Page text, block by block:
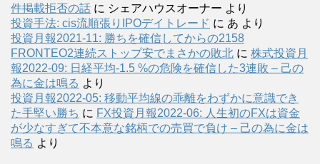
件掲載拒否の話 に シェアハウスオーナー より
投資手法: cis流順張りIPOデイトレード に あ より
投資月報2021-11: 勝ちを確信してからの2158
FRONTEO2連続ストップ安でまさかの敗北 に 株式投資月
報2022-09: 日経平均-1.5 %の危険を確信した3連敗 – 己の
為に金は鳴る より
投資月報2022-05: 移動平均線の乖離をわずかに意識でき
た手堅い勝ち に FX投資月報2022-06: 人生初のFXは資金
が少なすぎて不本意な銘柄での売買で負け – 己の為に金は
鳴る より